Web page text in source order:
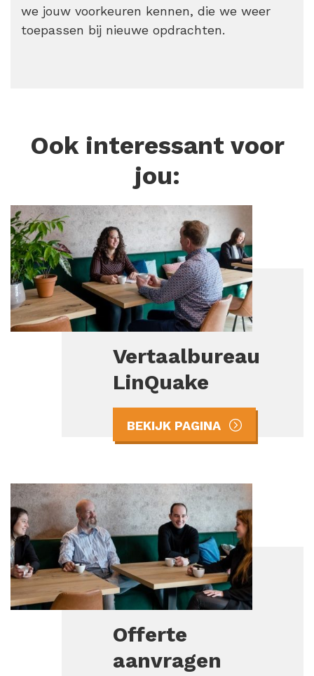
we jouw voorkeuren kennen, die we weer
toepassen bij nieuwe opdrachten.
Ook interessant voor
jou:
Vertaalbureau
LinQuake
BEKIJK PAGINA
Offerte
aanvragen